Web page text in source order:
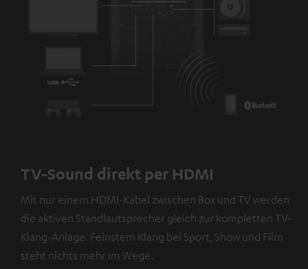
TV-Sound direkt per HDMI
Mit nur einem HDMI-Kabel zwischen Box und TV werden
die aktiven Standlautsprecher gleich zur kompletten TV-
Klang-Anlage. Feinstem Klang bei Sport, Show und Film
steht nichts mehr im Wege.